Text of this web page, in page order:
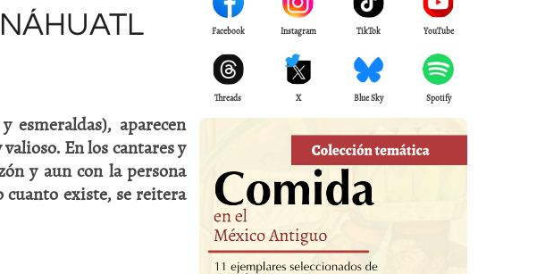
esmeraldas), aparecen
En los cantares y
y aun con la persona
cuanto existe, se reitera
Facebook Instagram TikTok YouTube
Threads X Blue Sky Spotify